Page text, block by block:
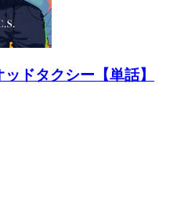
ドタクシー【単話】